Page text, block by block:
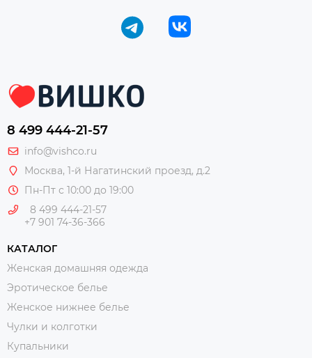
8 499 444-21-57
info@vishco.ru
Москва, 1-й Нагатинский проезд, д.2
Пн-Пт с 10:00 до 19:00
8 499 444-21-57
+7 901 74-36-366
КАТАЛОГ
Женская домашняя одежда
Эротическое белье
Женское нижнее белье
Чулки и колготки
Купальники